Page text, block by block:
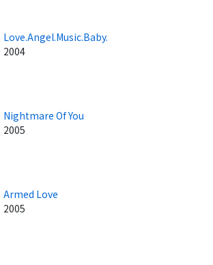
Love.Angel.Music.Baby.
2004
Nightmare Of You
2005
Armed Love
2005